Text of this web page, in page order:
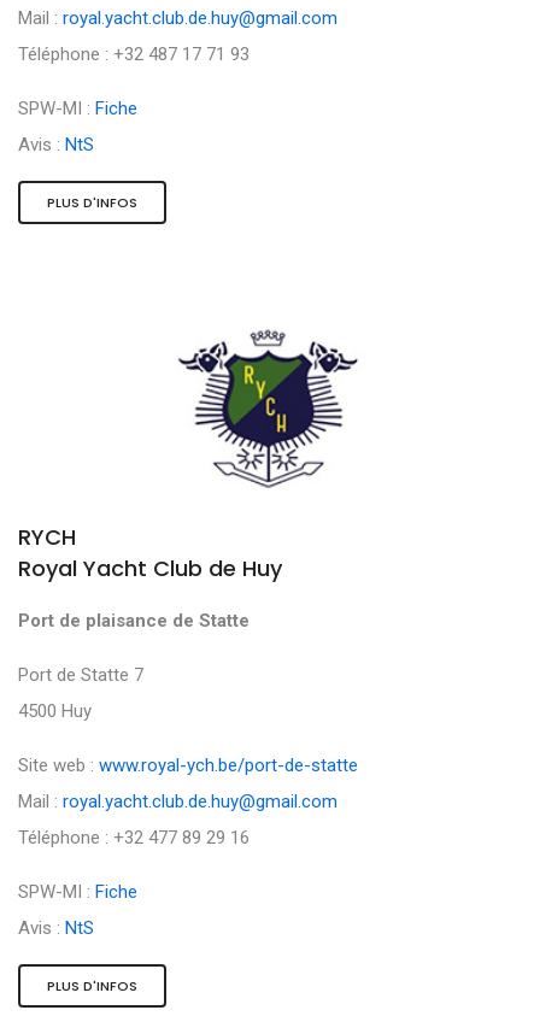
Mail : royal.yacht.club.de.huy@gmail.com
Téléphone : +32 487 17 71 93
SPW-MI : Fiche
Avis : NtS
PLUS D'INFOS
RYCH
Royal Yacht Club de Huy
Port de plaisance de Statte
Port de Statte 7
4500 Huy
Site web : www.royal-ych.be/port-de-statte
Mail : royal.yacht.club.de.huy@gmail.com
Téléphone : +32 477 89 29 16
SPW-MI : Fiche
Avis : NtS
PLUS D'INFOS